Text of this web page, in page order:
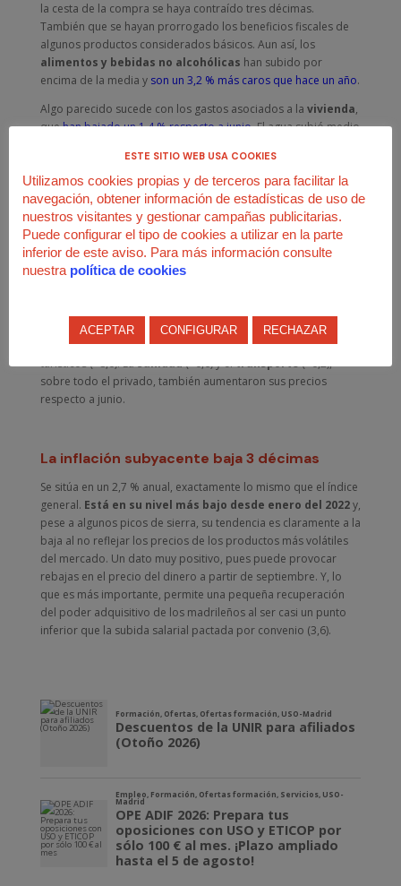
la cesta de la compra se haya contraído tres décimas.
También que se hayan prorrogado los beneficios fiscales de
algunos productos considerados básicos. Aun así, los
alimentos y bebidas no alcohólicas han subido por
encima de la media y son un 3,2 % más caros que hace un año.
Algo parecido sucede con los gastos asociados a la vivienda,
quehan bajado un 1,4 % respecto a junio. El agua subió medio
depreciado un 4,3 %. Eso sí, la subida interanual es de un 8,7
%, cifra muy elevada.
Las rebajas de verano también se han hecho sentir en el grupo
de
vestido y calzado
, que es el que más baja (-8,1).
Restauración y hostelería
cae 8 décimas debido al
abaratamiento de los alojamientos (-10,1). Las
comunicaciones
Del lado inflacionista, destaca la subida de delocio y la
cultura(+1,8), debido al encarecimiento de los paquetes
turísticos (+8,0). Lasanidad(+0,6) y eltransporte(+0,2),
sobre todo el privado, también aumentaron sus precios
respecto a junio.
La inflación subyacente baja 3 décimas
Se sitúa en un 2,7 % anual, exactamente lo mismo que el índice
general. Está en su nivel más bajo desde enero del 2022y,
pese a algunos picos de sierra, su tendencia es claramente a la
baja al no reflejar los precios de los productos más volátiles
del mercado. Un dato muy positivo, pues puede provocar
rebajas en el precio del dinero a partir de septiembre. Y, lo
que es más importante, permite una pequeña recuperación
del poder adquisitivo de los madrileños al ser casi un punto
inferior que la subida salarial pactada por convenio (3,6).
ESTE SITIO WEB USA COOKIES
Utilizamos cookies propias y de terceros para facilitar la
navegación, obtener información de estadísticas de uso de
nuestros visitantes y gestionar campañas publicitarias.
Puede configurar el tipo de cookies a utilizar en la parte
inferior de este aviso. Para más información consulte
nuestra política de cookies
ACEPTAR CONFIGURAR RECHAZAR